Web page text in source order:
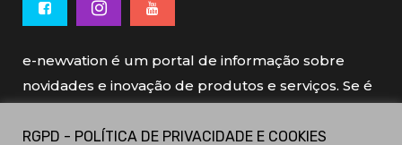
e-newvation é um portal de informação sobre
novidades e inovação de produtos e serviços. Se é
RGPD - POLÍTICA DE PRIVACIDADE E COOKIES